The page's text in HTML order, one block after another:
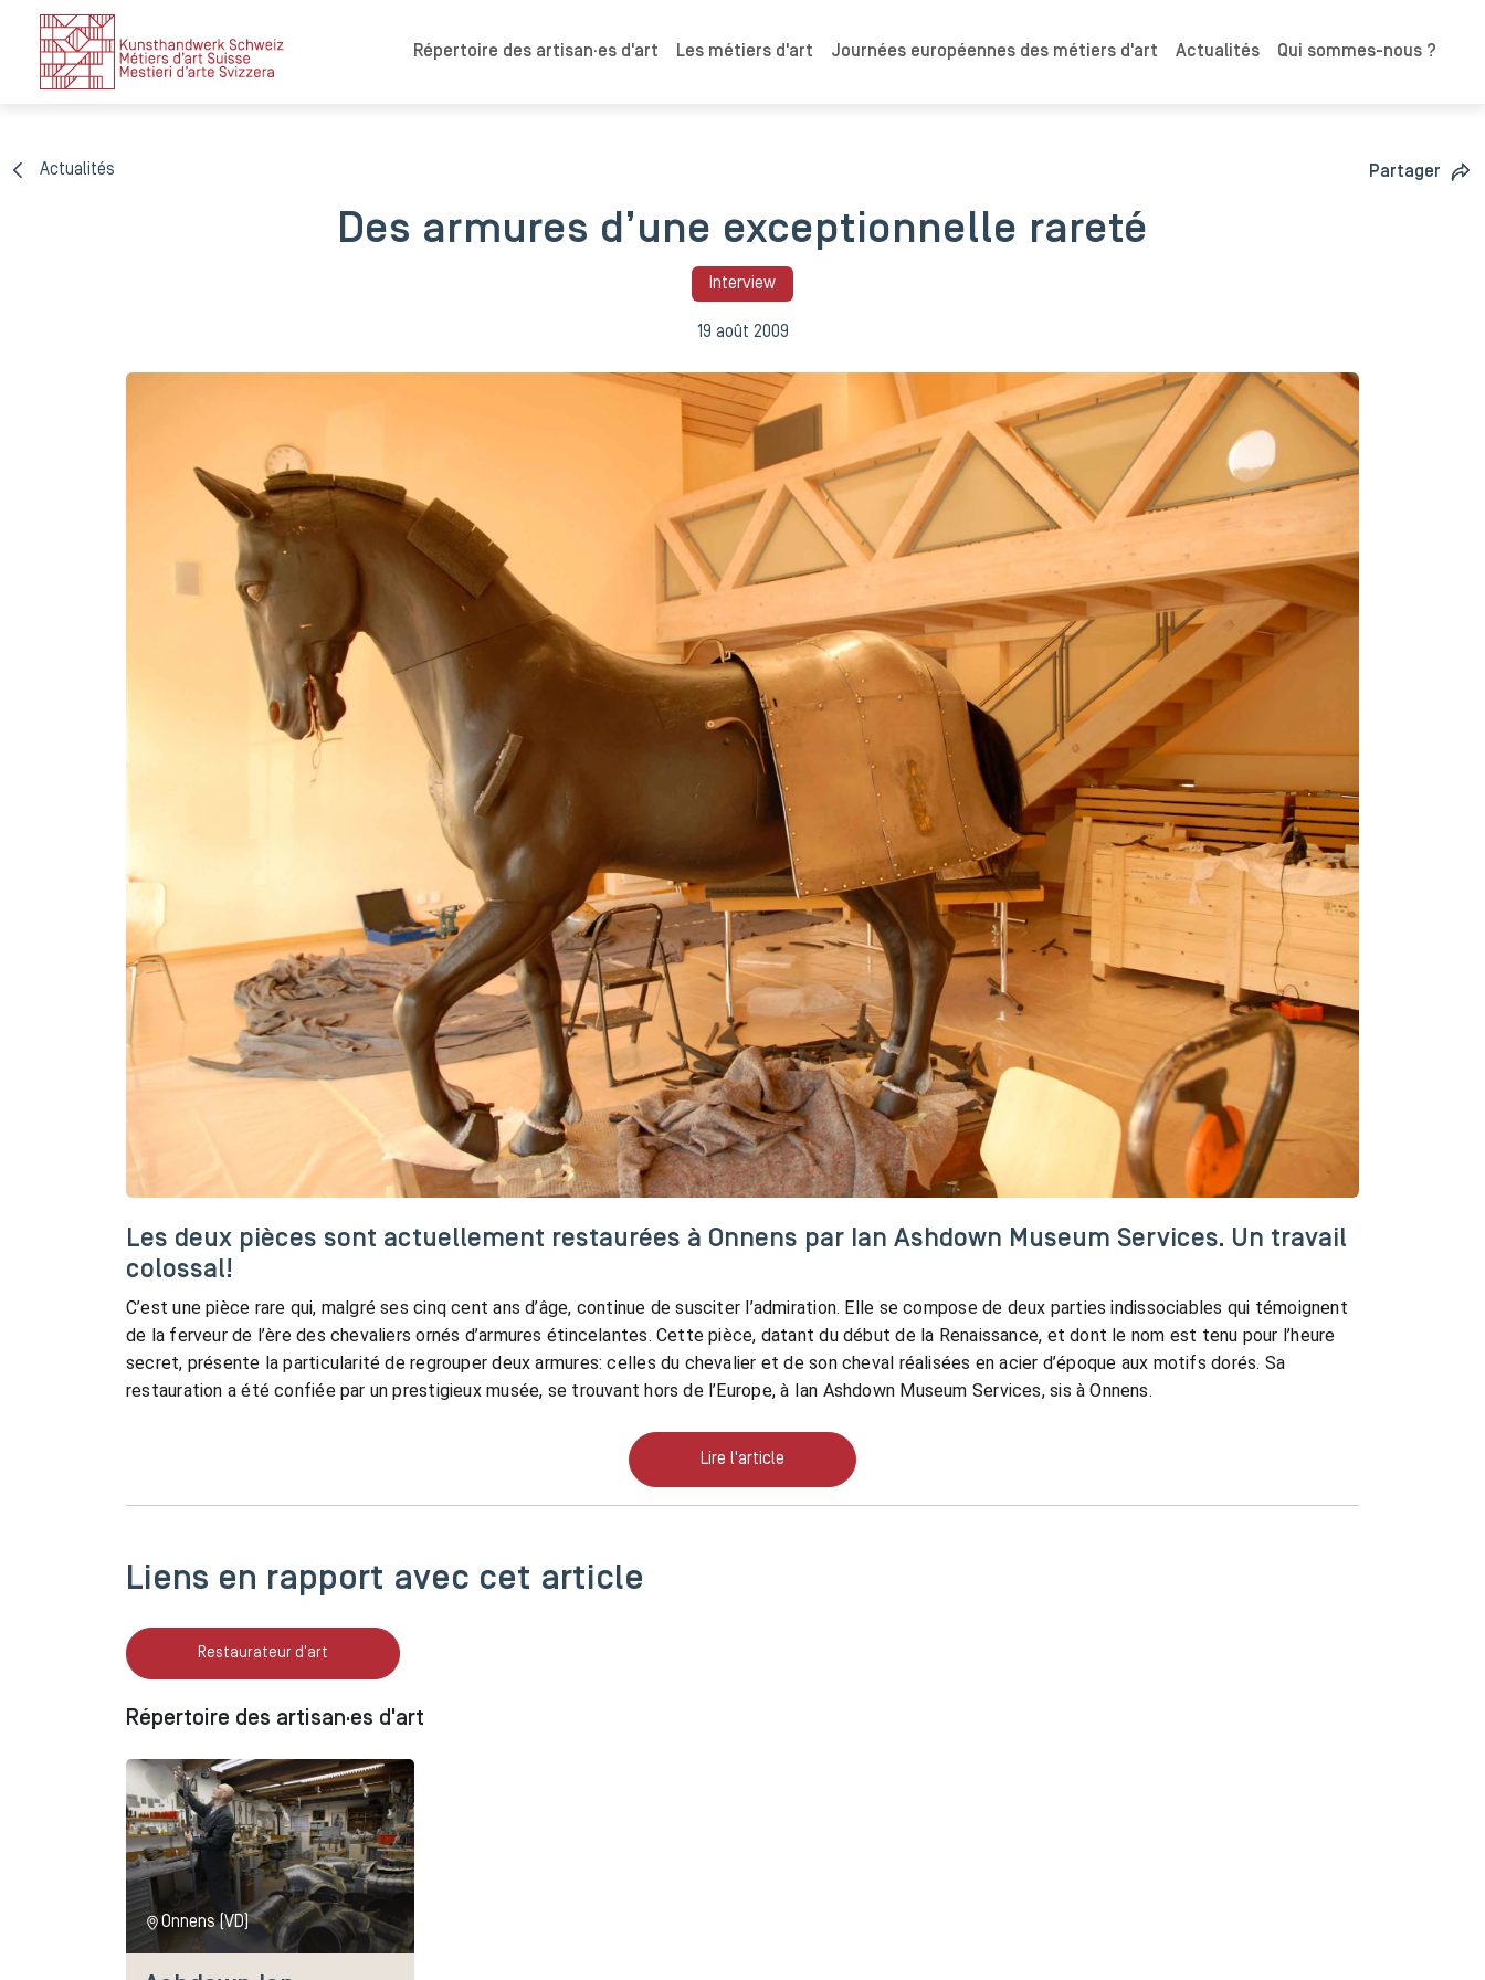
Répertoire des artisan·es d'art Les métiers d'art Journées européennes des métiers d'art Actualités Qui sommes-nous ?
Actualités Partager
Des armures d’une exceptionnelle rareté
Interview
19 août 2009
Les deux pièces sont actuellement restaurées à Onnens par Ian Ashdown Museum Services. Un travail
colossal!
C’est une pièce rare qui, malgré ses cinq cent ans d’âge, continue de susciter l’admiration. Elle se compose de deux parties indissociables qui témoignent
de la ferveur de l’ère des chevaliers ornés d’armures étincelantes. Cette pièce, datant du début de la Renaissance, et dont le nom est tenu pour l’heure
secret, présente la particularité de regrouper deux armures: celles du chevalier et de son cheval réalisées en acier d’époque aux motifs dorés. Sa
restauration a été confiée par un prestigieux musée, se trouvant hors de l’Europe, à Ian Ashdown Museum Services, sis à Onnens.
Lire l'article
Liens en rapport avec cet article
Restaurateur d'art
Répertoire des artisan·es d'art
Onnens (VD)